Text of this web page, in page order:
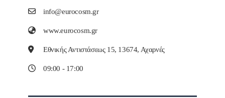
info@eurocosm.gr
www.eurocosm.gr
Εθνικής Αντιστάσεως 15, 13674, Αχαρνές
09:00 - 17:00